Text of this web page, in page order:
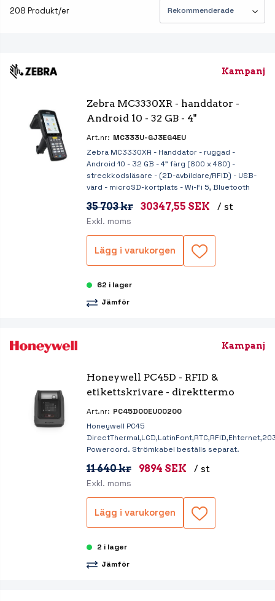
208 Produkt/er
Kampanj
Zebra MC3330XR - handdator -
Android 10 - 32 GB - 4"
Art.nr: MC333U-GJ3EG4EU
Zebra MC3330XR - Handdator - ruggad -
Android 10 - 32 GB - 4" färg (800 x 480) -
streckkodsläsare - (2D-avbildare/RFID) - USB-
värd - microSD-kortplats - Wi-Fi 5, Bluetooth
35 703 kr 30347,55 SEK / st
Exkl. moms
Lägg i varukorgen
62 i lager
Jämför
Kampanj
Honeywell PC45D - RFID &
etikettskrivare - direkttermo
Art.nr: PC45D00EU00200
Honeywell PC45
Powercord. Strömkabel beställs separat.
11 640 kr 9894 SEK / st
Exkl. moms
Lägg i varukorgen
2 i lager
Jämför